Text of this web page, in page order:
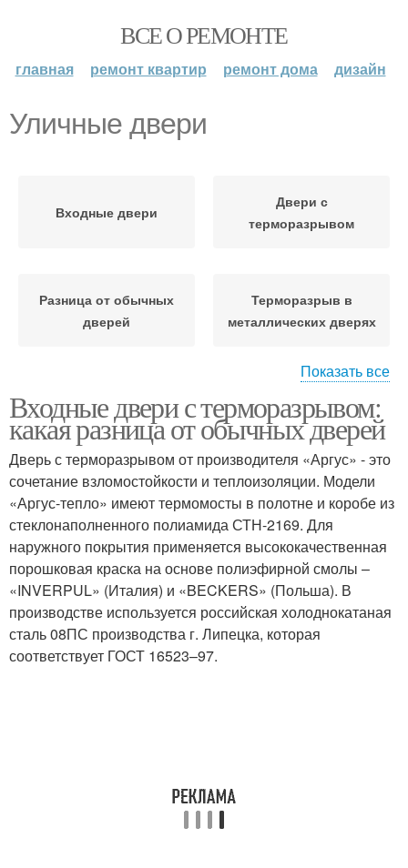
ВСЕ О РЕМОНТЕ
главная ремонт квартир ремонт дома дизайн
Уличные двери
Входные двери
Двери с
терморазрывом
Разница от обычных
дверей
Терморазрыв в
металлических дверях
Двери в частный дом Металлические двери
Уход за металлической
дверью
Отличия от обычной
двери
Входная дверь
Конденсат на
металлической двери
Двери в частном доме
Показать все
Входные двери с терморазрывом:
какая разница от обычных дверей
Дверь с терморазрывом от производителя «Аргус» - это
сочетание взломостойкости и теплоизоляции. Модели
«Аргус-тепло» имеют термомосты в полотне и коробе из
стеклонаполненного полиамида СТН-2169. Для
наружного покрытия применяется высококачественная
порошковая краска на основе полиэфирной смолы –
«INVERPUL» (Италия) и «BECKERS» (Польша). В
производстве используется российская холоднокатаная
сталь 08ПС производства г. Липецка, которая
соответствует ГОСТ 16523–97.